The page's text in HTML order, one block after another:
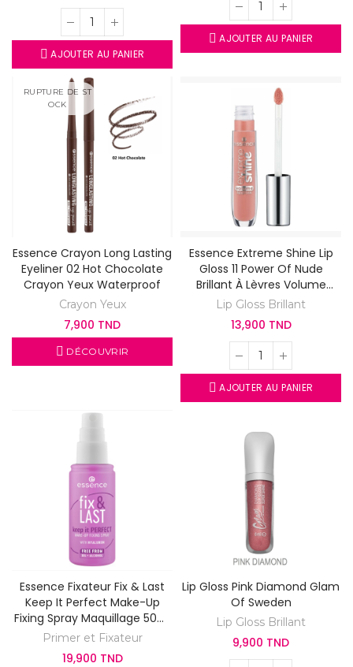
AJOUTER AU PANIER
AJOUTER AU PANIER
RUPTURE DE ST
OCK
Essence Crayon Long Lasting
Eyeliner 02 Hot Chocolate
Crayon Yeux Waterproof
Crayon Yeux
7,900 TND
DÉCOUVRIR
Essence Extreme Shine Lip
Gloss 11 Power Of Nude
Brillant À Lèvres Volume
Nude
Lip Gloss Brillant
13,900 TND
AJOUTER AU PANIER
Essence Fixateur Fix & Last
Keep It Perfect Make-Up
Fixing Spray Maquillage 50ml
Sans Alcool
Primer et Fixateur
19,900 TND
Lip Gloss Pink Diamond Glam
Of Sweden
Lip Gloss Brillant
9,900 TND